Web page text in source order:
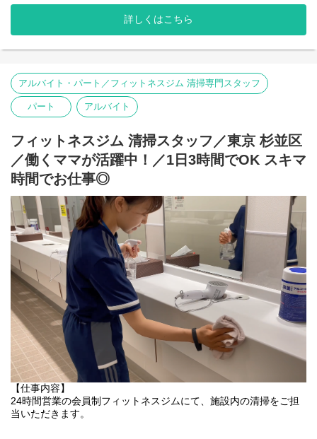
ユニフォームや清掃用具は完備していますので、ご安心くださ
詳しくはこちら
アルバイト・パート／フィットネスジム 清掃専門スタッフ
パート アルバイト
フィットネスジム 清掃スタッフ／東京 杉並区
／働くママが活躍中！／1日3時間でOK スキマ
時間でお仕事◎
【仕事内容】
24時間営業の会員制フィットネスジムにて、施設内の清掃をご担
当いただきます。